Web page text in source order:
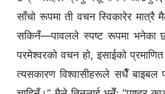
साँचो रूपमा ती वचन स्विकारेर
सकिनँ—पावलले स्पष्‍ट रूपमा भनेका छन्,
परमेश्‍वरको वचन हो, इसाईको
त्यसकारण विश्‍वासीहरूले सधैँ